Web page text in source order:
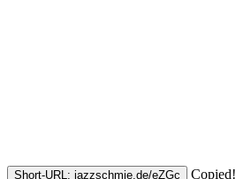
Short-URL: jazzschmie.de/eZGc Copied!